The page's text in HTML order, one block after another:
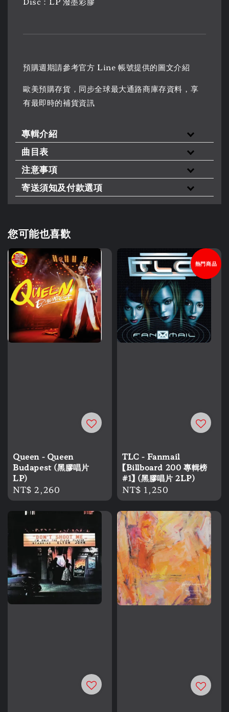
預購週期請參考官方 Line 帳號提供的圖文介紹
歐美預購存貨，同步全球最大通路商庫存資料，享
有最即時的補貨資訊
專輯介紹
曲目表
注意事項
寄送須知及付款選項
您可能也喜歡
Queen - Queen
Budapest (黑膠唱片
LP)
Regular
price
NT$ 2,260
熱門商品
TLC - Fanmail
【Billboard 200 專輯榜
#1】 (黑膠唱片 2LP)
Regular
price
NT$ 1,250